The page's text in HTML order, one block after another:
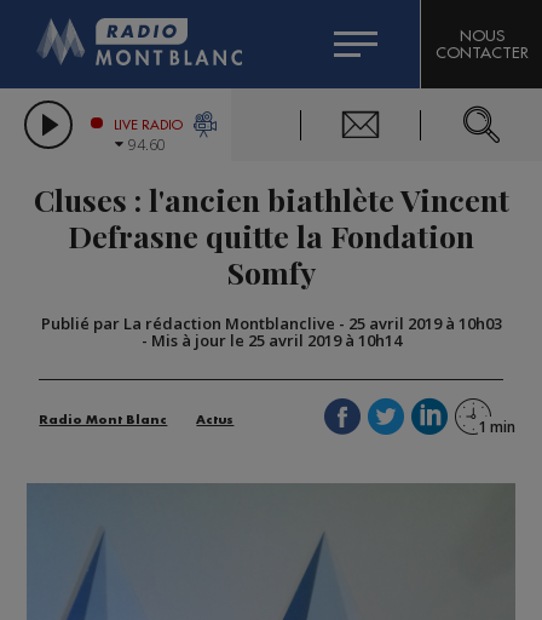
LES CHRONIQUES DE L'EXPERT
CITIZEN MACHINERY
GRAND MASSIF DOMAINES SKIABLES
BIGARD
COMPAGNIE DU MONT-BLANC
NOUS
CONTACTER
LIVE RADIO
94.60
Cluses : l'ancien biathlète Vincent
Defrasne quitte la Fondation
Somfy
Publié par La rédaction Montblanclive - 25 avril 2019 à 10h03
- Mis à jour le 25 avril 2019 à 10h14
Radio Mont Blanc Actus